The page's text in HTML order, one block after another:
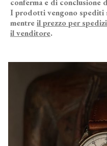
conferma e di conclusione
I prodotti vengono
mentre il prezzo per
il venditore.